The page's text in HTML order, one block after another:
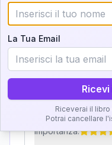
18.5-19
Zona del
Importanza:
Karma
Importanza:
La Tua Email
Riceverai il
Potrai cancellare